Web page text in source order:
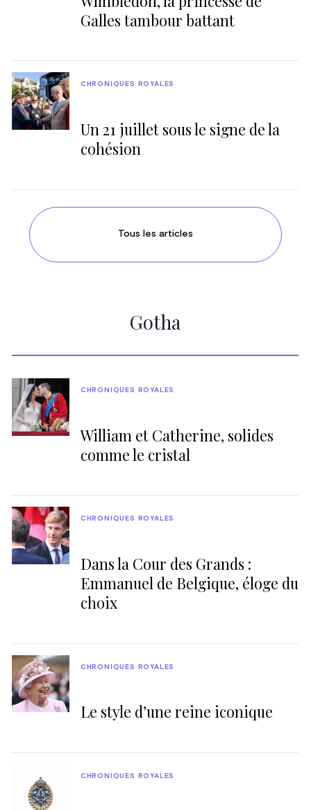
Galles tambour battant
Un 21 juillet sous le signe de la
cohésion
CHRONIQUES ROYALES
Tous les articles
Gotha
William et Catherine, solides
comme le cristal
CHRONIQUES ROYALES
Dans la Cour des Grands :
Emmanuel de Belgique, éloge du
choix
CHRONIQUES ROYALES
Le style d’une reine iconique
CHRONIQUES ROYALES
CHRONIQUES ROYALES